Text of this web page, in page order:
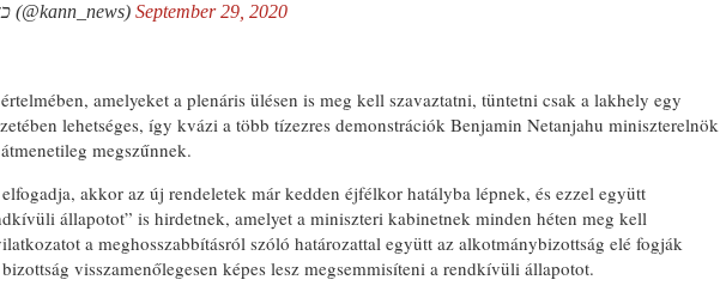
— כאן חדשות (@kann_news) September 29, 2020
amelyeket a plenáris ülésen is meg kell szavaztatni, tüntetni csak a lakhely egy
lehetséges, így kvázi a több tízezres demonstrációk Benjamin Netanjahu miniszterelnök
megszűnnek.
akkor az új rendeletek már kedden éjfélkor hatályba lépnek, és ezzel együtt
állapotot” is hirdetnek, amelyet a miniszteri kabinetnek minden héten meg kell
a meghosszabbításról szóló határozattal együtt az alkotmánybizottság elé fogják
visszamenőlegesen képes lesz megsemmisíteni a rendkívüli állapotot.